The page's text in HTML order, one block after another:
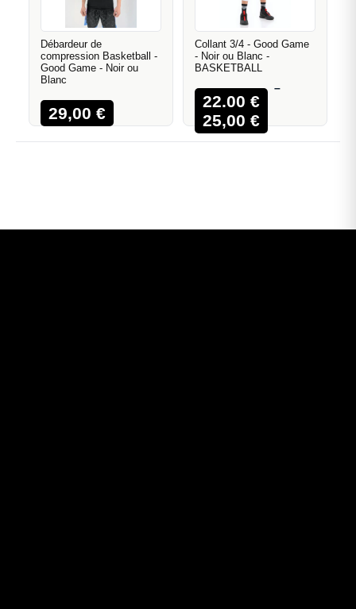
Débardeur de
compression Basketball -
Good Game - Noir ou
Blanc
29,00€
Collant 3/4 - Good Game
- Noir ou Blanc -
BASKETBALL
22,00€
–
25,00€